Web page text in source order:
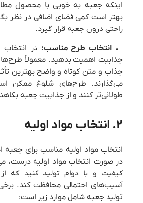
اینکه جعبه به خوبی با محصول
بهتر است کمی فضای اضافی در نظر
راحتی درون جعبه قرار گیرد.
انتخاب طرح مناسب: در
جذابیت اهمیت بدهید. معمولاً
جذاب و متن کوتاه و واضح بهترین
می‌گذارند. طرح‌های شلوغ ممکن
طولانی‌تر کنند و از جذابیت جعبه
۲. انتخاب مواد اولیه
انتخاب مواد اولیه مناسب برای جعبه
در صورت انتخاب مواد اولیه درست،
کیفیت و با دوام تولید کنید که
آسیب‌های احتمالی محافظت کند. برخی
تولید جعبه شامل موارد زیر است: